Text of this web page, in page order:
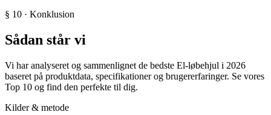
§ 10 · Konklusion
Sådan står vi
Vi har analyseret og sammenlignet de bedste El-løbehjul i 2026
baseret på produktdata, specifikationer og brugererfaringer. Se vores
Top 10 og find den perfekte til dig.
Kilder & metode